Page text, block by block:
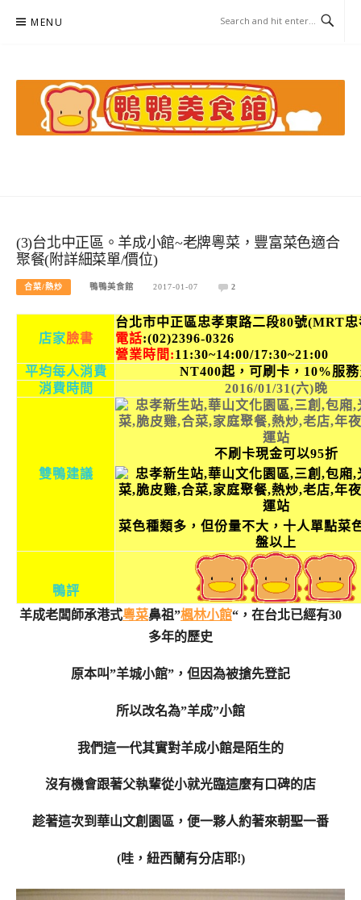
MENU
(3)台北中正區。羊成小館~老牌粵菜，豐富菜色適合
聚餐(附詳細菜單/價位)
合菜/熱炒 鴨鴨美食館 2017-01-07 2
店家臉書
台北市中正區忠孝東路二段80號(MRT
電話:(02)2396-0326
營業時間:11:30~14:00/17:30~21:00
平均每人消費
NT400起，可刷卡，10%服
消費時間
2016/01/31(六)晚
雙鴨建議
不刷卡現金可以95折
菜色種類多，但份量不大，十人單點菜
盤以上
鴨評
羊成老闆師承港式粵菜鼻祖”楓林小館“，在台北已經有30
多年的歷史
原本叫”羊城小館”，但因為被搶先登記
所以改名為”羊成”小館
我們這一代其實對羊成小館是陌生的
沒有機會跟著父執輩從小就光臨這麼有口碑的店
趁著這次到華山文創園區，便一夥人約著來朝聖一番
(哇，紐西蘭有分店耶!)